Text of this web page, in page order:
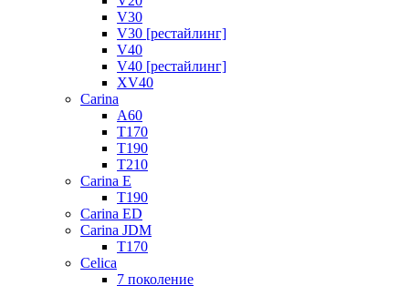
V30
V30 [рестайлинг]
V40
V40 [рестайлинг]
XV40
Carina
A60
T170
T190
T210
Carina E
T190
Carina ED
Carina JDM
T170
Celica
7 поколение